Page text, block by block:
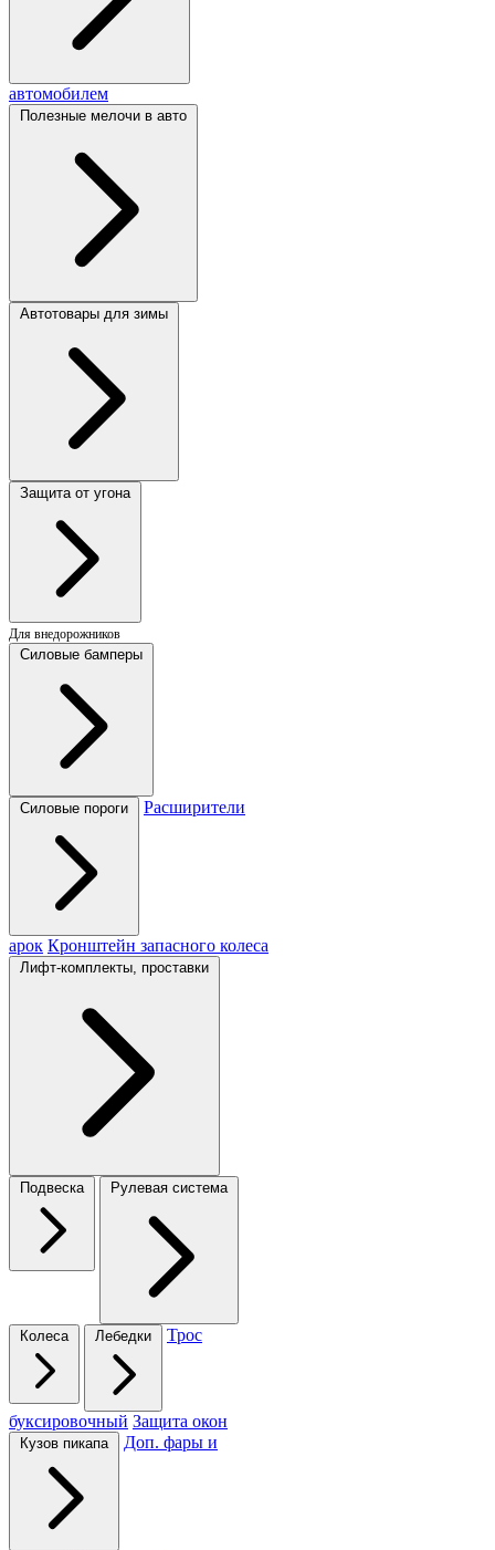
автомобилем
Полезные мелочи в авто
Автотовары для зимы
Защита от угона
Для внедорожников
Силовые бамперы
Силовые пороги Расширители
арок Кронштейн запасного колеса
Лифт-комплекты, проставки
Подвеска Рулевая система
Колеса Лебедки Трос
буксировочный Защита окон
Кузов пикапа Доп. фары и